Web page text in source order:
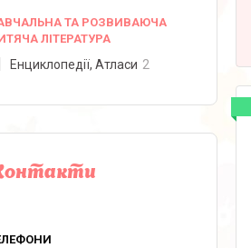
ТА РОЗВИВАЮЧА
ЛІТЕРАТУРА
Енциклопедії, Атласи 2